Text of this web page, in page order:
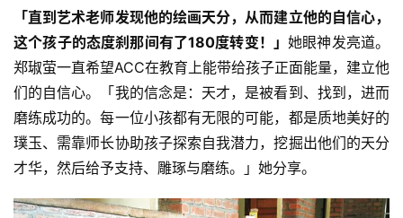
心
乐
菩
提
专
题
公
「直到艺术老师发现他的绘画天分，从而建立他的自信心，
这个孩子的态度刹那间有了180度转变！」 她眼神发亮道。
郑琡萤一直希望ACC在教育上能带给孩子正面能量，建立他
们的自信心。「我的信念是：天才，是被看到、找到，进而
磨练成功的。每一位小孩都有无限的可能，都是质地美好的
璞玉、需靠师长协助孩子探索自我潜力，挖掘出他们的天分
才华，然后给予支持、雕琢与磨练。」她分享。